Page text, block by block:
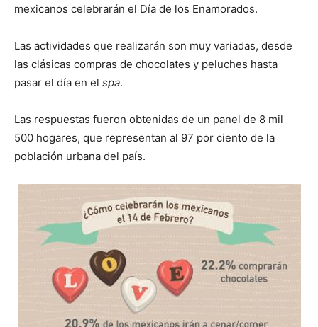
mexicanos celebrarán el Día de los Enamorados.
Las actividades que realizarán son muy variadas, desde
las clásicas compras de chocolates y peluches hasta
pasar el día en el spa.
Las respuestas fueron obtenidas de un panel de 8 mil
500 hogares, que representan al 97 por ciento de la
población urbana del país.